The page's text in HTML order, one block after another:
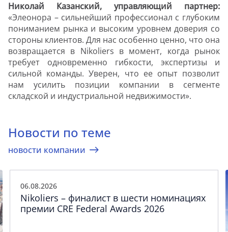
Николай Казанский, управляющий партнер:
«Элеонора – сильнейший профессионал с глубоким
пониманием рынка и высоким уровнем доверия со
стороны клиентов. Для нас особенно ценно, что она
возвращается в Nikoliers в момент, когда рынок
требует одновременно гибкости, экспертизы и
сильной команды. Уверен, что ее опыт позволит
нам усилить позиции компании в сегменте
складской и индустриальной недвижимости».
Новости по теме
новости компании
06.08.2026
Nikoliers – финалист в шести номинациях
премии CRE Federal Awards 2026